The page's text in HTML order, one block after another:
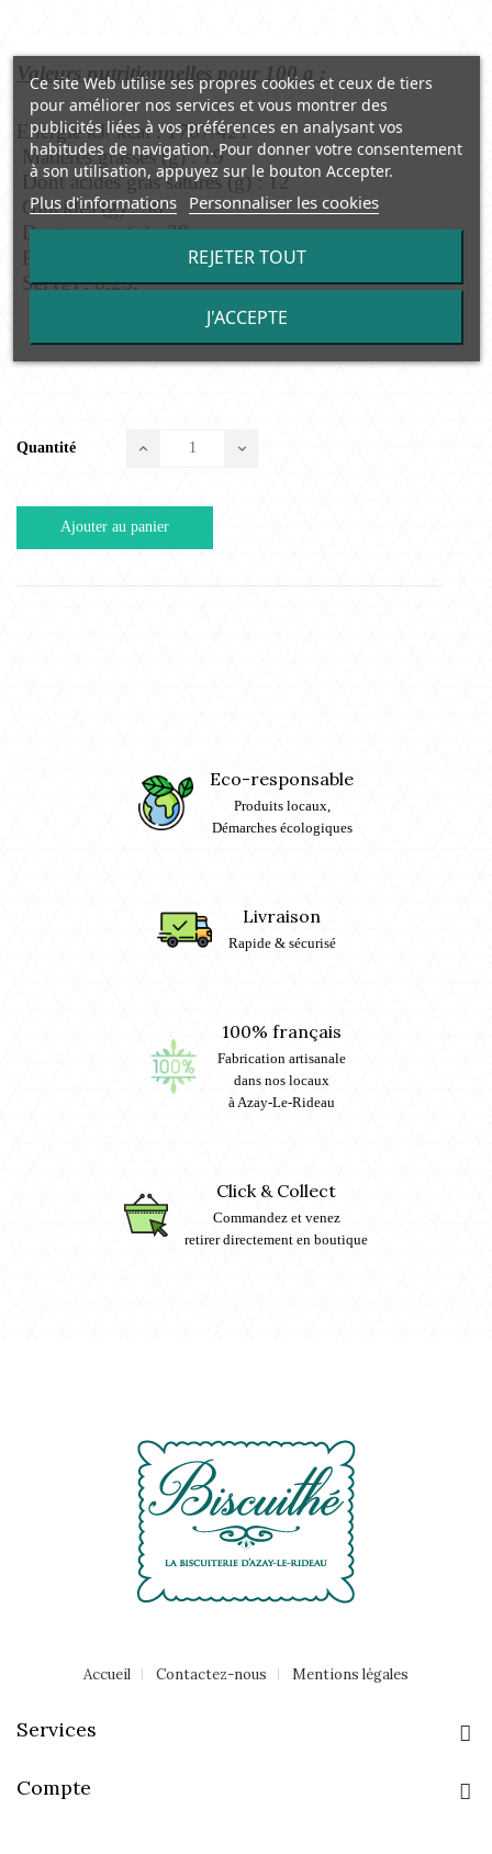
Valeurs nutritionnelles pour 100 g :
Energie kJ/ kcal : 1767/421
Matières grasses (g) : 19
Dont acides gras saturés (g) : 12
Glucides (g) : 56
Dont sucres (g) : 28
Protéines (g) : 6
Sel (g) : 0,23.
Quantité
Ajouter au panier
Eco-responsable
Produits locaux,
Démarches écologiques
Livraison
Rapide & sécurisé
100% français
Fabrication artisanale
dans nos locaux
à Azay-Le-Rideau
Click & Collect
Commandez et venez
retirer directement en boutique
Services
Accueil Contactez-nous Mentions légales
Compte
Ce site Web utilise ses propres cookies et ceux de tiers
pour améliorer nos services et vous montrer des
publicités liées à vos préférences en analysant vos
habitudes de navigation. Pour donner votre consentement
à son utilisation, appuyez sur le bouton Accepter.
Plus d'informations Personnaliser les cookies
REJETER TOUT
J'ACCEPTE